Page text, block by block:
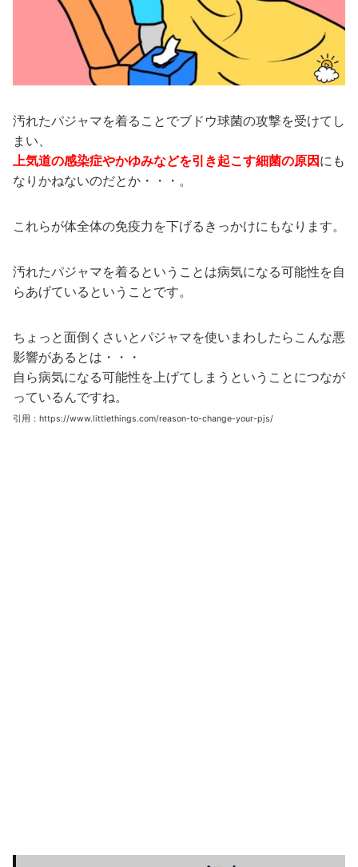
汚れたパジャマを着ることでブドウ球菌の攻撃を受けてし
まい、
上気道の感染症やかゆみなどを引き起こす細菌の原因 にも
なりかねないのだとか・・・。
これらが体全体の免疫力を下げるきっかけにもなります。
汚れたパジャマを着るということは病気になる可能性を自
らあげているということです。
ちょっと面倒くさいとパジャマを使いまわしたらこんな悪
影響があるとは・・・
自ら病気になる可能性を上げてしまうということにつなが
っているんですね。
引用：https://www.littlethings.com/reason-to-change-your-pjs/